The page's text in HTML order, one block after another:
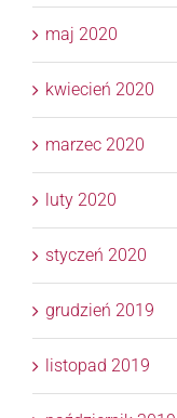
maj 2020
kwiecień 2020
marzec 2020
luty 2020
styczeń 2020
grudzień 2019
listopad 2019